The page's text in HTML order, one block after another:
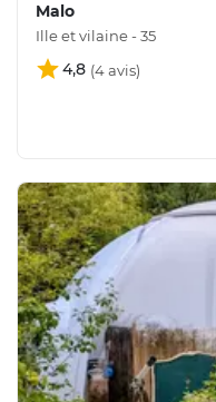
Malo
Ille et vilaine - 35
4,8